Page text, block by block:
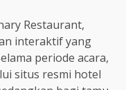
Restaurant,
interaktif yang
periode acara,
situs resmi hotel